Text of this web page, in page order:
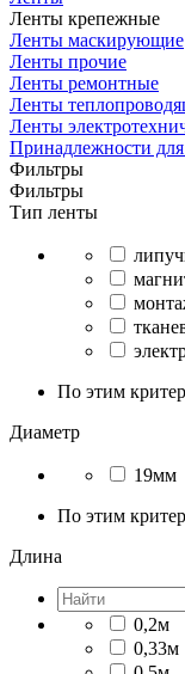
Ленты крепежные
Ленты маскирующие
Ленты прочие
Ленты ремонтные
Ленты
Ленты
Принадлежности
Фильтры
Фильтры
Тип ленты
По этим
Диаметр
19мм
По этим
Длина
0,2м
0,33м